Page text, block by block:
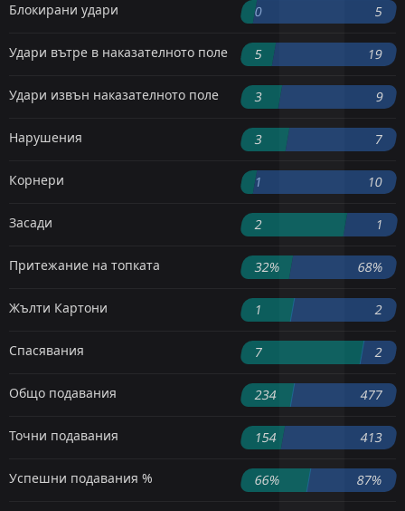
Блокирани удари 0 5
Удари вътре в наказателното поле 5 19
Удари извън наказателното поле 3 9
Нарушения 3 7
Корнери 1 10
Засади 2 1
Притежание на топката 32% 68%
Жълти Картони 1 2
Спасявания 7 2
Общо подавания 234 477
Точни подавания 154 413
Успешни подавания % 66% 87%